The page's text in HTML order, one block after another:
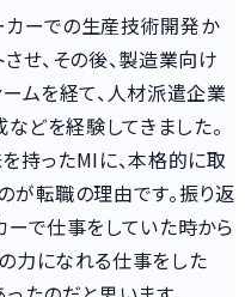
ーでの生産技術開発か
せ、その後、製造業向け
ームを経て、人材派遣企業
どを経験してきました。
持ったMIに、本格的に取
が転職の理由です。振り返
ーで仕事をしていた時から
力になれる仕事をした